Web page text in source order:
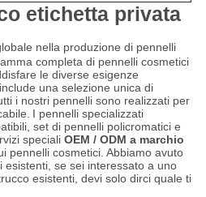
etichetta privata
nella produzione di pennelli
completa di pennelli cosmetici
le diverse esigenze
una selezione unica di
i nostri pennelli sono realizzati per
I pennelli specializzati
set di pennelli policromatici e
speciali OEM / ODM a marchio
pennelli cosmetici. Abbiamo avuto
esistenti, se sei interessato a uno
esistenti, devi solo dirci quale ti